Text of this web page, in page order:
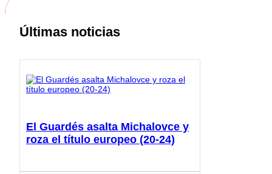
Últimas noticias
El Guardés asalta Michalovce y
roza el título europeo (20-24)